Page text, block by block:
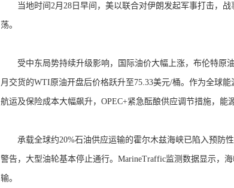
当地时间2月28日早间，美以联合对伊朗发起军事打击，战
荡。
受中东局势持续升级影响，国际油价大幅上涨，布伦特原油
月交货的WTI原油开盘后价格跃升至75.33美元/桶。作为全球
航运及保险成本大幅飙升，OPEC+紧急酝酿供应调节措施，能
承载全球约20%石油供应运输的霍尔木兹海峡已陷入预防
警告，大型油轮基本停止通行。MarineTraffic监测数据显示，
输。